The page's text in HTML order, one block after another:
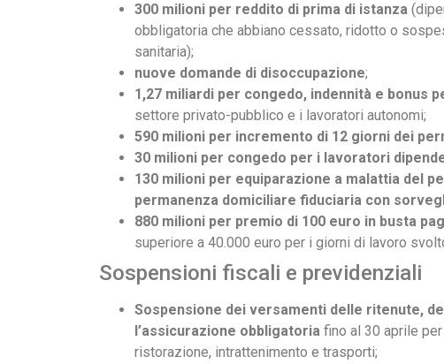
300 milioni per reddito di prima di istanza
obbligatoria che abbiano cessato, ridotto o
sanitaria);
nuove domande di disoccupazione;
1,27 miliardi per congedo, indennità e bonus
settore privato-pubblico e i lavoratori autonomi;
590 milioni per incremento di 12 giorni dei
30 milioni per congedo per i lavoratori
130 milioni per equiparazione a malattia del
permanenza domiciliare fiduciaria con
880 milioni per premio di 100 euro in busta
superiore a 40.000 euro per i giorni di lavoro
Sospensioni fiscali e previdenziali
Sospensione dei versamenti delle ritenute,
l’assicurazione obbligatoria fino al 30 aprile
ristorazione, intrattenimento e trasporti;